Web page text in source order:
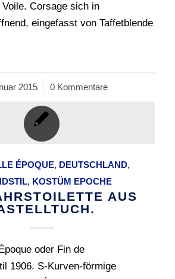
Corsage sich in
eingefasst von Taffetblende
2015
/ 0 Kommentare
ÉPOQUE, DEUTSCHLAND,
, KOSTÜM EPOCHE
AUS
oder Fin de
1906. S-Kurven-förmige